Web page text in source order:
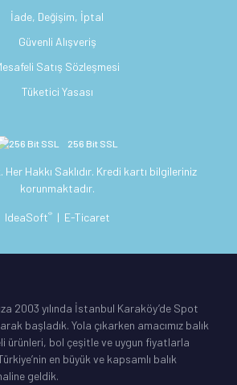
İade, Değişim, İptal
Güvenli Alışveriş
Satış Sözleşmesi
Tüketici Yasası
256 Bit SSL
Hakkı Saklıdır. Kredi kartı bilgileriniz
korunmaktadır.
IdeaSoft® | E-Ticaret
2003 yılında İstanbul Karaköy’de Spot
başladık. Yola çıkarken amacımız balık
ürünleri, bol çeşitle ve uygun fiyatlarla
en büyük ve kapsamlı balık
geldik.